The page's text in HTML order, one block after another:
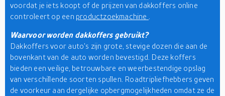
voordat je iets koopt of de prijzen van dakkoffers online
controleert op een productzoekmachine
Waarvoor worden dakkoffers gebruikt?
Dakkoffers voor auto's zijn grote, stevige dozen die aan de
bovenkant van de auto worden bevestigd. Deze koffers
bieden een veilige, betrouwbare en weerbestendige opslag
van verschillende soorten spullen. Roadtripliefhebbers geven
de voorkeur aan dergelijke opbergmogelijkheden omdat ze de